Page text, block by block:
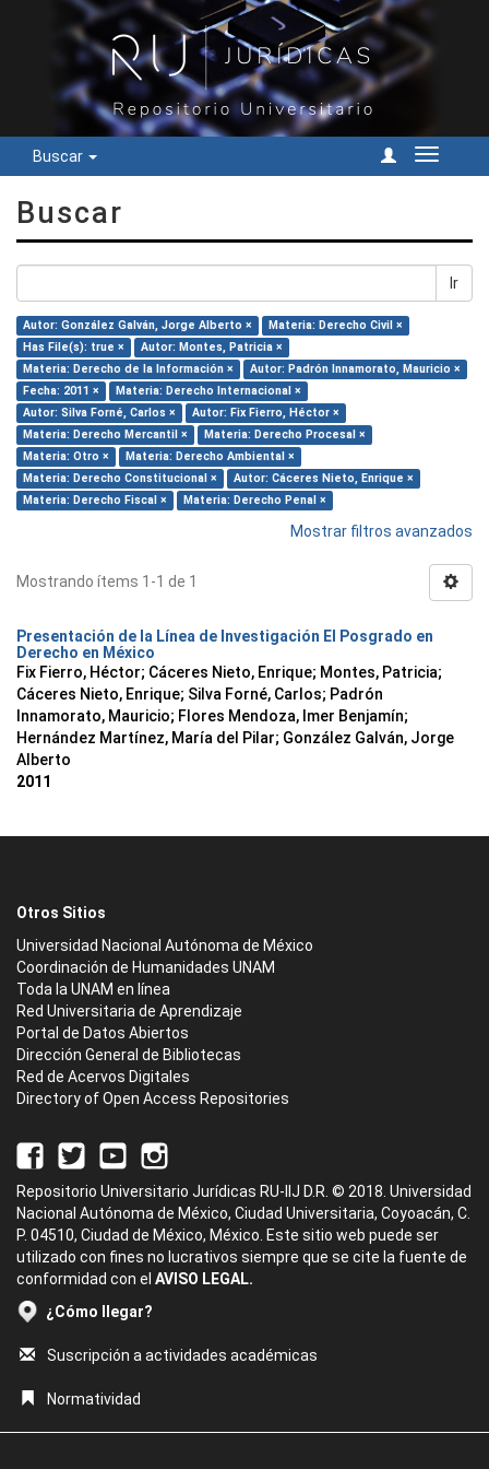
Buscar
Cambiar
Buscar
Ir
Autor: González Galván, Jorge Alberto ×
Materia: Derecho Civil ×
Has File(s): true ×
Autor: Montes, Patricia ×
Materia: Derecho de la Información ×
Autor: Padrón Innamorato, Mauricio ×
Fecha: 2011 ×
Materia: Derecho Internacional ×
Autor: Silva Forné, Carlos ×
Autor: Fix Fierro, Héctor ×
Materia: Derecho Mercantil ×
Materia: Derecho Procesal ×
Materia: Otro ×
Materia: Derecho Ambiental ×
Materia: Derecho Constitucional ×
Autor: Cáceres Nieto, Enrique ×
Materia: Derecho Fiscal ×
Materia: Derecho Penal ×
Mostrar filtros avanzados
Mostrando ítems 1-1 de 1
Presentación de la Línea de Investigación El Posgrado en
Derecho en México
Fix Fierro, Héctor; Cáceres Nieto, Enrique; Montes, Patricia;
Cáceres Nieto, Enrique; Silva Forné, Carlos; Padrón
Innamorato, Mauricio; Flores Mendoza, Imer Benjamín;
Hernández Martínez, María del Pilar; González Galván, Jorge
Alberto
2011
Otros Sitios
Universidad Nacional Autónoma de México
Coordinación de Humanidades UNAM
Toda la UNAM en línea
Red Universitaria de Aprendizaje
Portal de Datos Abiertos
Dirección General de Bibliotecas
Red de Acervos Digitales
Directory of Open Access Repositories
Repositorio Universitario Jurídicas RU-IIJ D.R. © 2018. Universidad
Nacional Autónoma de México, Ciudad Universitaria, Coyoacán, C.
P. 04510, Ciudad de México, México. Este sitio web puede ser
utilizado con fines no lucrativos siempre que se cite la fuente de
conformidad con el AVISO LEGAL.
¿Cómo llegar?
Suscripción a actividades académicas
Normatividad